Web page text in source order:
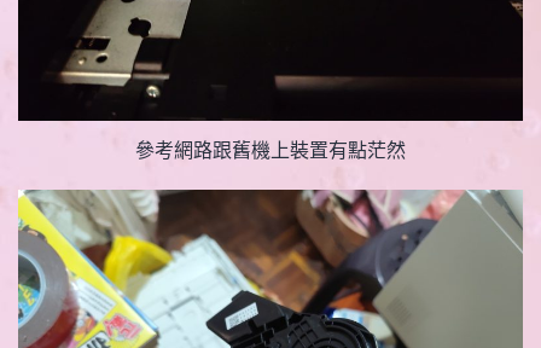
參考網路跟舊機上裝置有點茫然